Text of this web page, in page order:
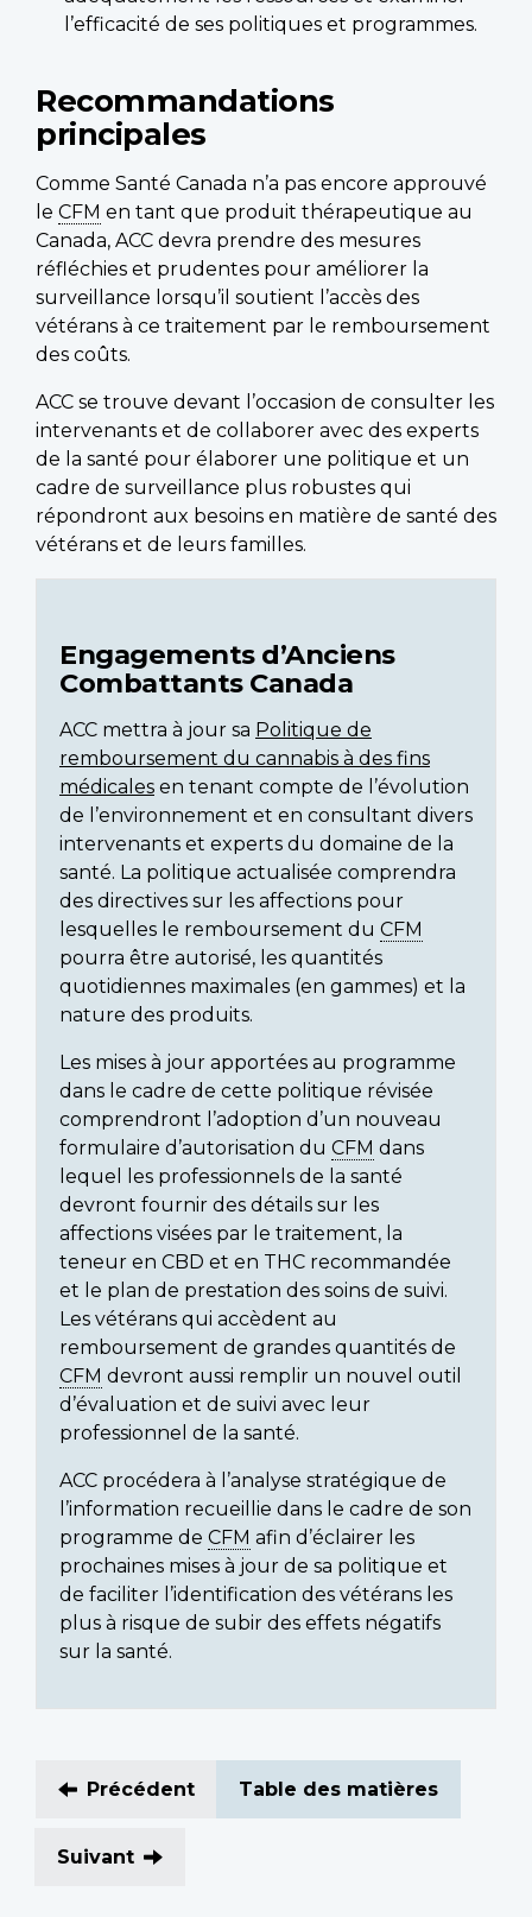
l’efficacité de ses politiques et programmes.
Recommandations
principales
Comme Santé Canada n’a pas encore approuvé
le CFM en tant que produit thérapeutique au
Canada, ACC devra prendre des mesures
réfléchies et prudentes pour améliorer la
surveillance lorsqu’il soutient l’accès des
vétérans à ce traitement par le remboursement
des coûts.
ACC se trouve devant l’occasion de consulter les
intervenants et de collaborer avec des experts
de la santé pour élaborer une politique et un
cadre de surveillance plus robustes qui
répondront aux besoins en matière de santé des
vétérans et de leurs familles.
Engagements d’Anciens
Combattants Canada
ACC mettra à jour sa Politique de
remboursement du cannabis à des fins
médicales en tenant compte de l’évolution
de l’environnement et en consultant divers
intervenants et experts du domaine de la
santé. La politique actualisée comprendra
des directives sur les affections pour
lesquelles le remboursement du CFM
pourra être autorisé, les quantités
quotidiennes maximales (en gammes) et la
nature des produits.
Les mises à jour apportées au programme
dans le cadre de cette politique révisée
comprendront l’adoption d’un nouveau
formulaire d’autorisation du CFM dans
lequel les professionnels de la santé
devront fournir des détails sur les
affections visées par le traitement, la
teneur en CBD et en THC recommandée
et le plan de prestation des soins de suivi.
Les vétérans qui accèdent au
remboursement de grandes quantités de
CFM devront aussi remplir un nouvel outil
d’évaluation et de suivi avec leur
professionnel de la santé.
ACC procédera à l’analyse stratégique de
l’information recueillie dans le cadre de son
programme de CFM afin d’éclairer les
prochaines mises à jour de sa politique et
de faciliter l’identification des vétérans les
plus à risque de subir des effets négatifs
sur la santé.
Précédent Table des matières
Suivant